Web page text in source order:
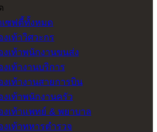
เซฟตี้ทั้งหมด
งเท้าวิศวะกร
งเท้าพนักงานขนส่ง
งเท้างานบริการ
งเท้างานสายการบิน
งเท้าพนักงานครัว
งเท้าแพทย์ & พยาบาล
งเท้าทหารตำรวจ